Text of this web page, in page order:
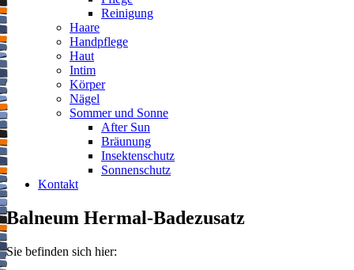
Reinigung
Haare
Handpflege
Haut
Intim
Körper
Nägel
Sommer und Sonne
After Sun
Bräunung
Insektenschutz
Sonnenschutz
Kontakt
Balneum Hermal-Badezusatz
Sie befinden sich hier: